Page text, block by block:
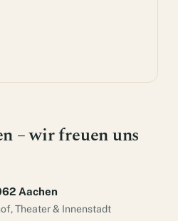
– wir freuen uns
Aachen
Theater & Innenstadt